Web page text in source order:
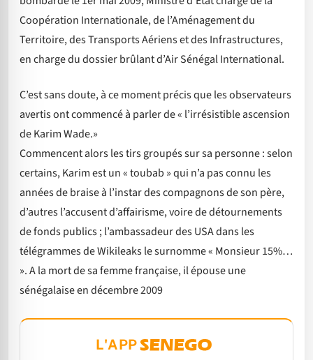
Coopération Internationale, de l’Aménagement du
Territoire, des Transports Aériens et des Infrastructures,
en charge du dossier brûlant d’Air Sénégal International.
C’est sans doute, à ce moment précis que les observateurs
avertis ont commencé à parler de « l’irrésistible ascension
de Karim Wade.»
Commencent alors les tirs groupés sur sa personne : selon
certains, Karim est un « toubab » qui n’a pas connu les
années de braise à l’instar des compagnons de son père,
d’autres l’accusent d’affairisme, voire de détournements
de fonds publics ; l’ambassadeur des USA dans les
télégrammes de Wikileaks le surnomme « Monsieur 15%…
». A la mort de sa femme française, il épouse une
sénégalaise en décembre 2009
L'APP